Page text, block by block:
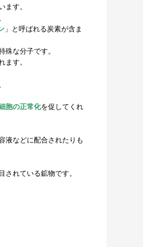
ます。
」と呼ばれる炭素が含ま
殊な分子です。
ます。
胞の正常化を促してくれ
液などに配合されたりも
れている鉱物です。